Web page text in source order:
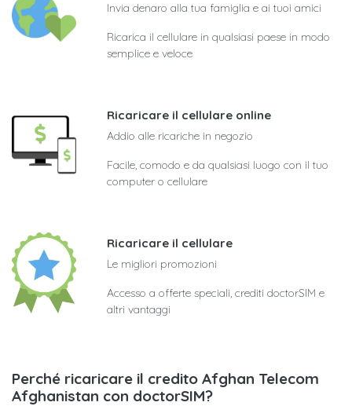
Invia denaro alla tua famiglia e ai tuoi amici
Ricarica il cellulare in qualsiasi paese in modo
semplice e veloce
Ricaricare il cellulare online
Addio alle ricariche in negozio
Facile, comodo e da qualsiasi luogo con il tuo
computer o cellulare
Ricaricare il cellulare
Le migliori promozioni
Accesso a offerte speciali, crediti doctorSIM e
altri vantaggi
Perché ricaricare il credito Afghan Telecom
Afghanistan con doctorSIM?